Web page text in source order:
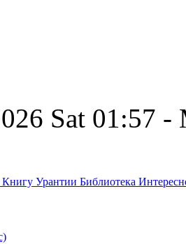
Sat 01:57 -
Книгу Урантии Библиотека